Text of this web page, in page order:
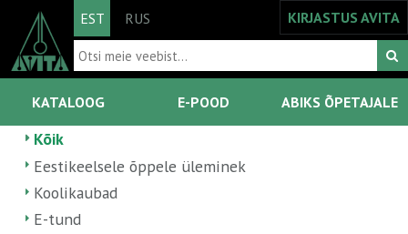
EST RUS KIRJASTUS AVITA
KATALOOG E-POOD ABIKS ÕPETAJALE
Kõik
Eestikeelsele õppele üleminek
Koolikaubad
E-tund